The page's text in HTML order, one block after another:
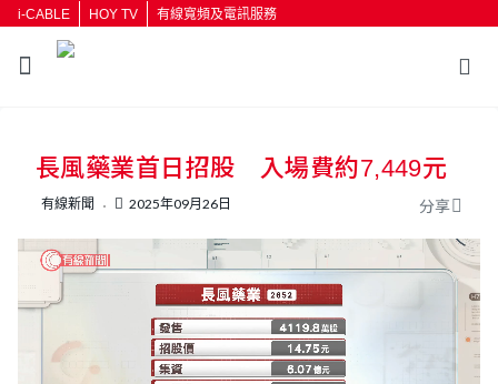
i-CABLE HOY TV 有線寬頻及電訊服務
長風藥業首日招股 入場費約7,449元
有線新聞 2025年09月26日 分享